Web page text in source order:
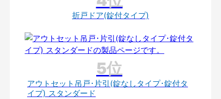
折戸ドア(錠付タイプ)
アウトセット吊戸･片引(錠なしタイプ･錠付タ
イプ) スタンダード